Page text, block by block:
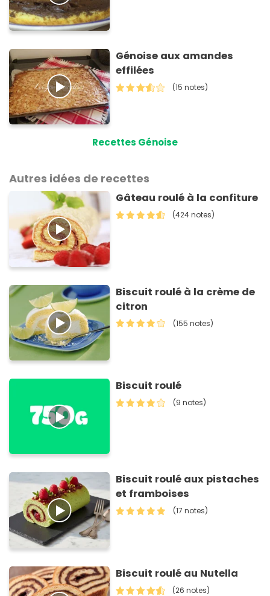
Génoise aux amandes
effilées
(15 notes)
Recettes Génoise
Autres idées de recettes
Gâteau roulé à la confiture
(424 notes)
Biscuit roulé à la crème de
citron
(155 notes)
Biscuit roulé
(9 notes)
Biscuit roulé aux pistaches
et framboises
(17 notes)
Biscuit roulé au Nutella
(26 notes)